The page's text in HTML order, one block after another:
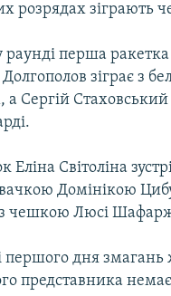
розрядах зіграють
перша
зіграє з
Сергій
Еліна Світоліна
Домінікою
чешкою Люсі
першого дня змагань
представника